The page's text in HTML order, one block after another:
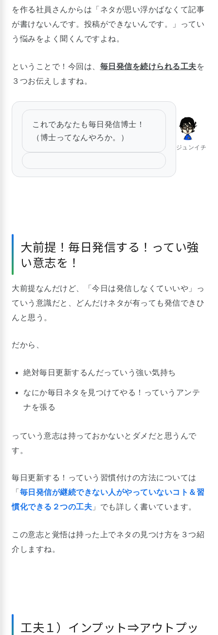
を作る社員さんからは「ネタが思い浮かばなくて記事
が書けないんです。投稿ができないんです。」ってい
う悩みをよく聞くんですよね。
ということで！今回は、 毎日発信を続けられる工夫を
３つお伝えしますね。
これであなたも毎日発信博士！
（博士ってなんやろか。）
ジュンイチ
大前提！毎日発信する！ってい強
い意志を！
大前提なんだけど、「今日は発信しなくていいや」っ
ていう意識だと、どんだけネタが有っても発信できひ
んと思う。
だから、
絶対毎日更新するんだっていう強い気持ち
なにか毎日ネタを見つけてやる！っていうアンテ
ナを張る
っていう意志は持っておかないとダメだと思うんで
す。
毎日更新する！っていう習慣付けの方法については
「 毎日発信が継続できない人がやっていないコト＆習
慣化できる２つの工夫 」でも詳しく書いています。
この意志と覚悟は持った上でネタの見つけ方を３つ紹
介しますね。
工夫１）インプット⇒アウトプッ